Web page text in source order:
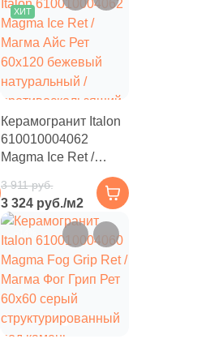
ХИТ
Керамогранит Italon
610010004062
Magma Ice Ret /
60x120 бежевый
натуральный /
противоскользящий
под камень
3 911 руб.
3 324 руб./м2